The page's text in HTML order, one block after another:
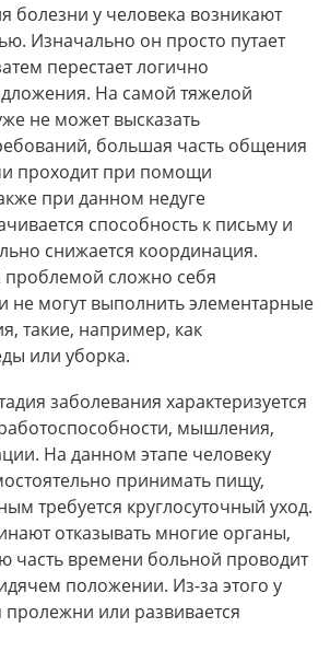
болезни у человека возникают
Изначально он просто путает
перестает логично
На самой тяжелой
не может высказать
большая часть общения
проходит при помощи
при данном недуге
способность к письму и
снижается координация.
проблемой сложно себя
не могут выполнить элементарные
такие, например, как
или уборка.
заболевания характеризуется
мышления,
На данном этапе человеку
принимать пищу,
требуется круглосуточный уход.
отказывать многие органы,
часть времени больной проводит
положении. Из-за этого у
пролежни или развивается